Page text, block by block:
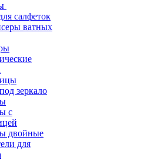
салфеток
ватных
зеркало
с
двойные
для